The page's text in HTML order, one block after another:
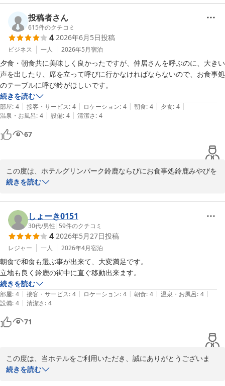
し上げます。
コストパフォーマンスやスタッフの対応につきまして、お褒めの言
葉をいただき大変嬉しく拝読いたしました。
気持ちよくお過ごしいただけたご様子がうかがえ、何よりでござい
ます。
また利用したいとのお言葉まで頂戴し、心より感謝申し上げます。
次回も、お客様のご期待にそえるサービスで再びお迎えできるよ
う、スタッフ一同、努めてまいります。
スタッフ一同、お客様のまたのご宿泊を心よりお待ちしておりま
す。
2026-07-14
投稿者さん
615件のクチコミ
4 2026年6月5日投稿
ビジネス 一人 2026年5月宿泊
夕食・朝食共に美味しく良かったですが、仲居さんを呼ぶのに、大きい
声を出したり、席を立って呼びに行かなければならないので、お食事処
のテーブルに呼び鈴がほしいです。
続きを読む
部屋: 4 | 接客・サービス: 4 | ロケーション: 4 | 朝食: 4 | 夕食: 4 |
温泉・お風呂: 4 | 設備: 4 | 清潔さ: 4
67
この度は、ホテルグリンパーク鈴鹿ならびにお食事処鈴鹿みやびを
ご利用いただき、誠にありがとうございます。
ご夕食・ご朝食ともにご満足いただけたとのお言葉を頂戴し、大変
嬉しく拝読いたしました。
お食事の内容につきまして、ご評価いただきましたこと、スタッフ
一同の励みとなります。
一方で、お食事処におきまして、スタッフの呼び出しにご不便をお
かけし、誠に申し訳ございませんでした。
大きなお声を出していただいたり、お席を立ってお呼びいただく必
要があった点につきまして、配慮が行き届いておらず、お詫び申し
上げます。
ご指摘いただきました「呼び鈴の設置」につきましては、今後のサ
ービス改善に向けた重要なご意見として、真摯に受け止め、導入の
また、スタッフによる巡回やお声掛けの強化など、すぐに取り組め
る改善も実施してまいります。
続きを読む
しょーき0151
30代/男性 | 59件のクチコミ
4 2026年5月27日投稿
レジャー 一人 2026年4月宿泊
朝食で和食も選ぶ事が出来て、大変満足です。
立地も良く鈴鹿の街中に直ぐ移動出来ます。
続きを読む
部屋: 4 | 接客・サービス: 4 | ロケーション: 4 | 朝食: 4 | 温泉・お風呂: 4 |
設備: 4 | 清潔さ: 4
71
この度は、当ホテルをご利用いただき、誠にありがとうございま
す。
続きを読む